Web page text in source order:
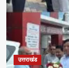
उत्तराखंड